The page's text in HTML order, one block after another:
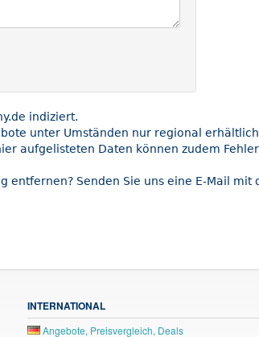
indiziert.
unter Umständen nur regional
aufgelisteten Daten können zudem
entfernen? Senden Sie uns eine E-Mail mit
INTERNATIONAL
Angebote, Preisvergleich, Deals